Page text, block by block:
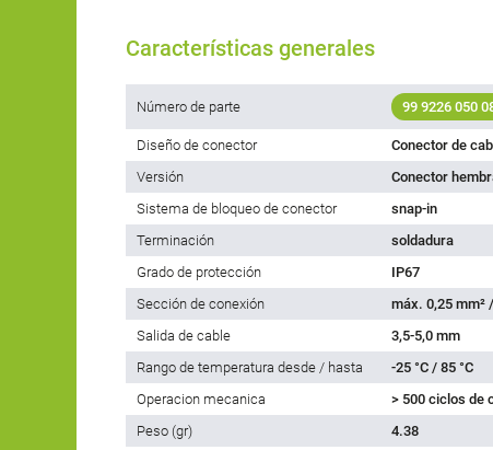
Características generales
Número de parte 99 9226 050
Diseño de conector
Conector de
Versión
Conector
Sistema de bloqueo de conector
snap-in
Terminación
soldadura
Grado de protección
IP67
Sección de conexión
máx. 0,25 mm²
Salida de cable
3,5-5,0 mm
Rango de temperatura desde / hasta
-25 °C / 85 °C
Operacion mecanica
> 500 ciclos de
Peso (gr)
4.38